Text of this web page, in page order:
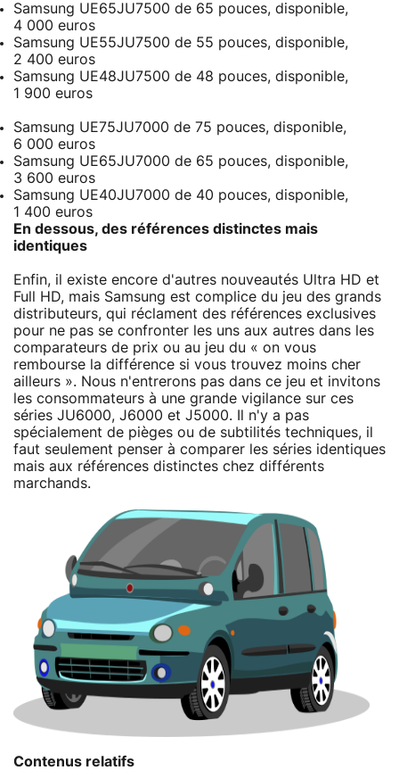
Samsung UE65JU7500 de 65 pouces, disponible,
4 000 euros
Samsung UE55JU7500 de 55 pouces, disponible,
2 400 euros
Samsung UE48JU7500 de 48 pouces, disponible,
1 900 euros
Samsung UE75JU7000 de 75 pouces, disponible,
6 000 euros
Samsung UE65JU7000 de 65 pouces, disponible,
3 600 euros
Samsung UE40JU7000 de 40 pouces, disponible,
1 400 euros
En dessous, des références distinctes mais
identiques
Enfin, il existe encore d'autres nouveautés Ultra HD et
Full HD, mais Samsung est complice du jeu des grands
distributeurs, qui réclament des références exclusives
pour ne pas se confronter les uns aux autres dans les
comparateurs de prix ou au jeu du « on vous
rembourse la différence si vous trouvez moins cher
ailleurs ». Nous n'entrerons pas dans ce jeu et invitons
les consommateurs à une grande vigilance sur ces
séries JU6000, J6000 et J5000. Il n'y a pas
spécialement de pièges ou de subtilités techniques, il
faut seulement penser à comparer les séries identiques
mais aux références distinctes chez différents
marchands.
Contenus relatifs